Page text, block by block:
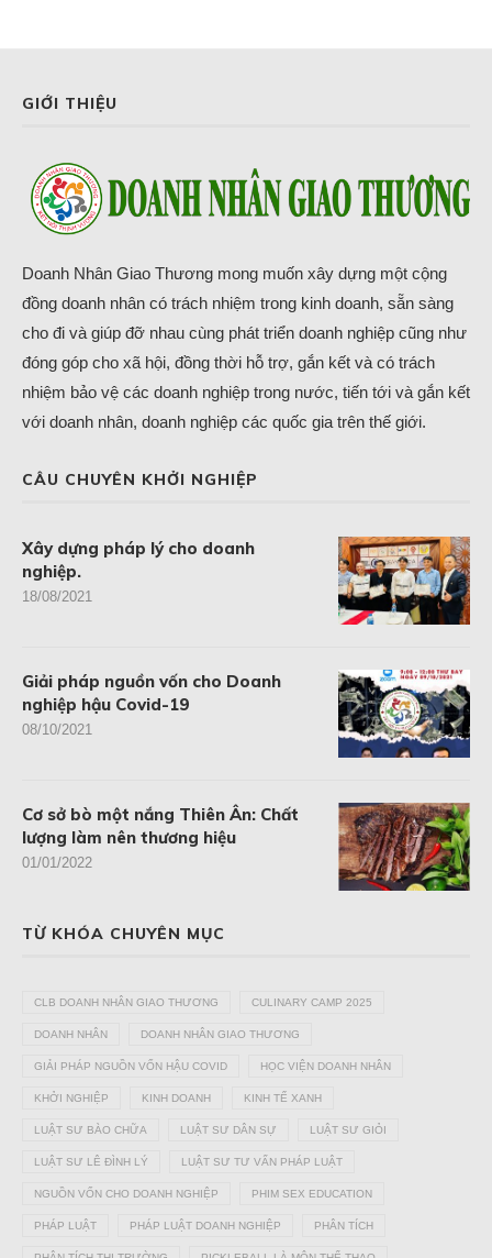
GIỚI THIỆU
Doanh Nhân Giao Thương mong muốn xây dựng một cộng
đồng doanh nhân có trách nhiệm trong kinh doanh, sẵn sàng
cho đi và giúp đỡ nhau cùng phát triển doanh nghiệp cũng như
đóng góp cho xã hội, đồng thời hỗ trợ, gắn kết và có trách
nhiệm bảo vệ các doanh nghiệp trong nước, tiến tới và gắn kết
với doanh nhân, doanh nghiệp các quốc gia trên thế giới.
CÂU CHUYÊN KHỞI NGHIỆP
Xây dựng pháp lý cho doanh
nghiệp.
18/08/2021
Giải pháp nguồn vốn cho Doanh
nghiệp hậu Covid-19
08/10/2021
Cơ sở bò một nắng Thiên Ân: Chất
lượng làm nên thương hiệu
01/01/2022
TỪ KHÓA CHUYÊN MỤC
CLB DOANH NHÂN GIAO THƯƠNG CULINARY CAMP 2025
DOANH NHÂN DOANH NHÂN GIAO THƯƠNG
GIẢI PHÁP NGUỒN VỐN HẬU COVID HỌC VIỆN DOANH NHÂN
KHỞI NGHIỆP KINH DOANH KINH TẾ XANH
LUẬT SƯ BÀO CHỮA LUẬT SƯ DÂN SỰ LUẬT SƯ GIỎI
LUẬT SƯ LÊ ĐÌNH LÝ LUẬT SƯ TƯ VẤN PHÁP LUẬT
NGUỒN VỐN CHO DOANH NGHIỆP PHIM SEX EDUCATION
PHÁP LUẬT PHÁP LUẬT DOANH NGHIỆP PHÂN TÍCH